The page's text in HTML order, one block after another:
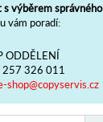
výběrem
vám poradí:
ODDĚLENÍ
257 326 011
shop@copyservis.cz